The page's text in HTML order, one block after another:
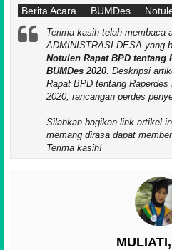
Berita Acara
BUMDes
Terima kasih telah membaca
ADMINISTRASI DESA yang
Notulen Rapat BPD tentang
BUMDes 2020 . Deskripsi
Rapat BPD tentang
2020, rancangan perdes
Silahkan bagikan link artikel
memang dirasa dapat
Terima kasih!